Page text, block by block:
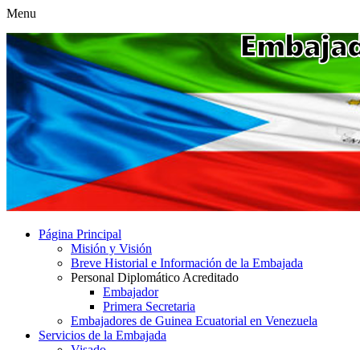
Menu
Página Principal
Misión y Visión
Breve Historial e Información de la Embajada
Personal Diplomático Acreditado
Embajador
Primera Secretaria
Embajadores de Guinea Ecuatorial en Venezuela
Servicios de la Embajada